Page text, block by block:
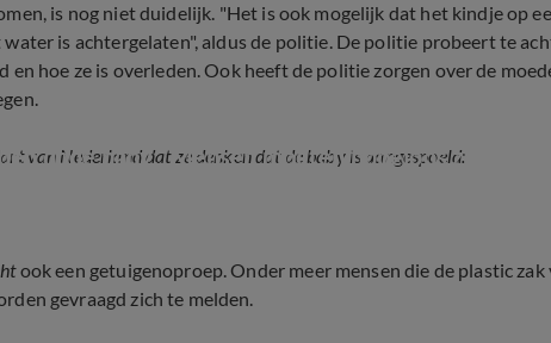
is nog niet duidelijk. "Het is ook mogelijk dat het kindje op
water is achtergelaten", aldus de politie. De politie probeert te
en hoe ze is overleden. Ook heeft de politie zorgen over de
van Nederland dat ze denken dat de baby is aangespoeld:
dode baby: 'Mensen moeten hopeloos zijn
ook een getuigenoproep. Onder meer mensen die de plastic
gevraagd zich te melden.